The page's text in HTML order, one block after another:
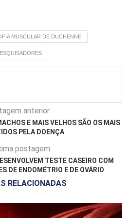
MUSCULAR DE DUCHENNE
anterior
E MAIS VELHOS SÃO OS MAIS
PELA DOENÇA
postagem
TESTE CASEIRO COM
DE ENDOMÉTRIO E DE OVÁRIO
RELACIONADAS